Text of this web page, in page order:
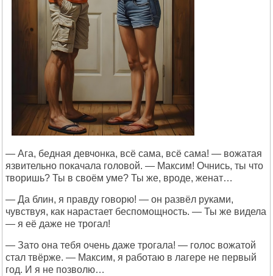
— Ага, бедная девчонка, всё сама, всё сама! — вожатая
язвительно покачала головой. — Максим! Очнись, ты что
творишь? Ты в своём уме? Ты же, вроде, женат…
— Да блин, я правду говорю! — он развёл руками,
чувствуя, как нарастает беспомощность. — Ты же видела
— я её даже не трогал!
— Зато она тебя очень даже трогала! — голос вожатой
стал твёрже. — Максим, я работаю в лагере не первый
год. И я не позволю…